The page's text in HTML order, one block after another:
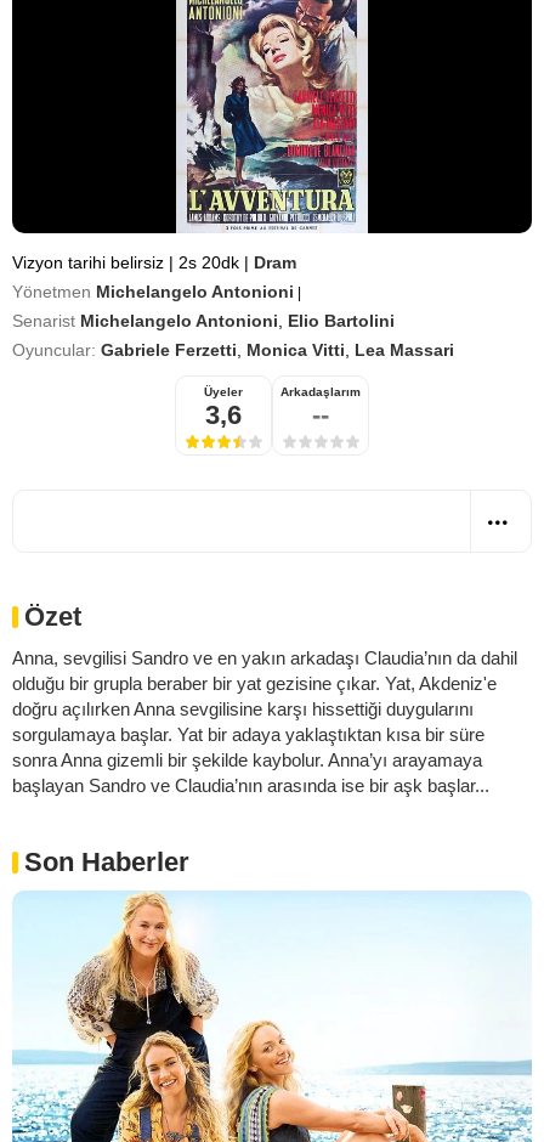
Vizyon tarihi belirsiz | 2s 20dk | Dram
Yönetmen Michelangelo Antonioni
Senarist Michelangelo Antonioni
Elio Bartolini
Oyuncular: Gabriele Ferzetti Monica Vitti Lea Massari
Üyeler
3,6
Arkadaşlarım
--
Özet
Anna, sevgilisi Sandro ve en yakın arkadaşı Claudia’nın da dahil
olduğu bir grupla beraber bir yat gezisine çıkar. Yat, Akdeniz'e
doğru açılırken Anna sevgilisine karşı hissettiği duygularını
sorgulamaya başlar. Yat bir adaya yaklaştıktan kısa bir süre
sonra Anna gizemli bir şekilde kaybolur. Anna’yı arayamaya
başlayan Sandro ve Claudia’nın arasında ise bir aşk başlar...
Son Haberler